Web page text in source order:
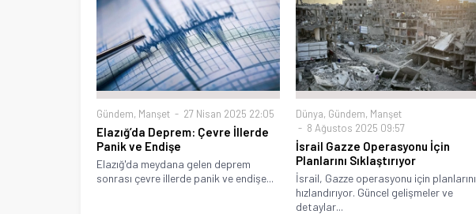
Gündem, Manşet 27 Nisan 2025 22:05
Elazığ’da Deprem: Çevre İllerde
Panik ve Endişe
Elazığ'da meydana gelen deprem
sonrası çevre illerde panik ve endişe...
Dünya, Gündem, Manşet
8 Ağustos 2025 09:57
İsrail Gazze Operasyonu İçin
Planlarını Sıklaştırıyor
İsrail, Gazze operasyonu için planlarını
hızlandırıyor. Güncel gelişmeler ve
detaylar...